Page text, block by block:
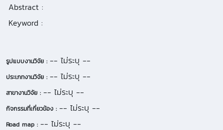
Abstract :
Keyword :
รูปแบบงานวิจัย : -- ไม่ระบุ --
ประเภทงานวิจัย : -- ไม่ระบุ --
สาขางานวิจัย : -- ไม่ระบุ --
กิจกรรมที่เกี่ยวข้อง : -- ไม่ระบุ --
Road map : -- ไม่ระบุ --